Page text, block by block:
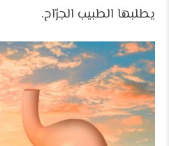
يطلبها الطبيب الجرّاح.